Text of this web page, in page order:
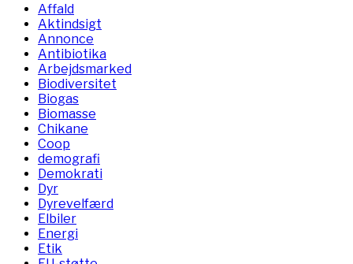
Affald
Aktindsigt
Annonce
Antibiotika
Arbejdsmarked
Biodiversitet
Biogas
Biomasse
Chikane
Coop
demografi
Demokrati
Dyr
Dyrevelfærd
Elbiler
Energi
Etik